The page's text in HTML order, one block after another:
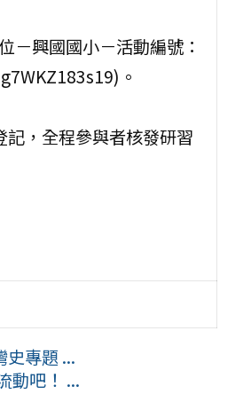
－興國國小－活動編號：
。
，全程參與者核發研習
專題 ...
動吧！ ...